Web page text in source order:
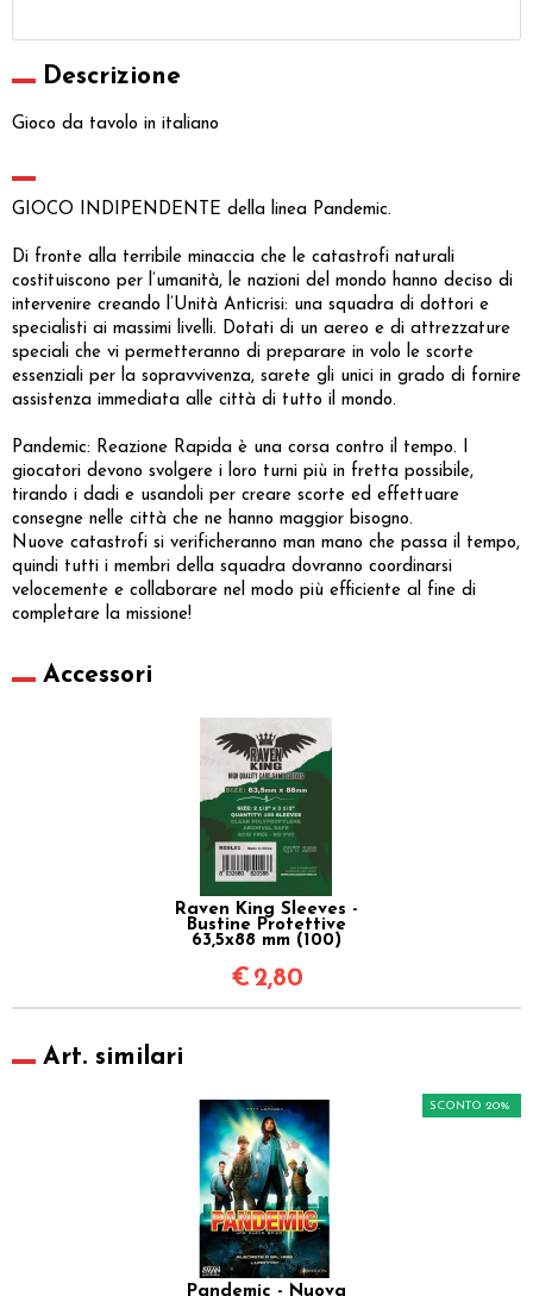
Descrizione
Gioco da tavolo in italiano
GIOCO INDIPENDENTE della linea Pandemic.
Di fronte alla terribile minaccia che le catastrofi naturali
costituiscono per l’umanità, le nazioni del mondo hanno deciso di
intervenire creando l’Unità Anticrisi: una squadra di dottori e
specialisti ai massimi livelli. Dotati di un aereo e di attrezzature
speciali che vi permetteranno di preparare in volo le scorte
essenziali per la sopravvivenza, sarete gli unici in grado di fornire
assistenza immediata alle città di tutto il mondo.
Pandemic: Reazione Rapida è una corsa contro il tempo. I
giocatori devono svolgere i loro turni più in fretta possibile,
tirando i dadi e usandoli per creare scorte ed effettuare
consegne nelle città che ne hanno maggior bisogno.
Nuove catastrofi si verificheranno man mano che passa il tempo,
quindi tutti i membri della squadra dovranno coordinarsi
velocemente e collaborare nel modo più efficiente al fine di
completare la missione!
Accessori
Raven King Sleeves -
Bustine Protettive
63,5x88 mm (100)
€ 2,80
Art. similari
Pandemic - Nuova
SCONTO 20%